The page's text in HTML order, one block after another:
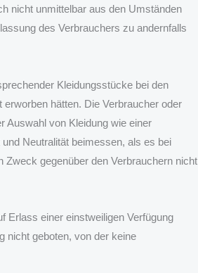
nicht unmittelbar aus den Umständen
des Verbrauchers zu andernfalls
Kleidungsstücke bei den
hätten. Die Verbraucher oder
Auswahl von Kleidung wie einer
Neutralität beimessen, als es bei
gegenüber den Verbrauchern nicht
Erlass einer einstweiligen Verfügung
nicht geboten, von der keine